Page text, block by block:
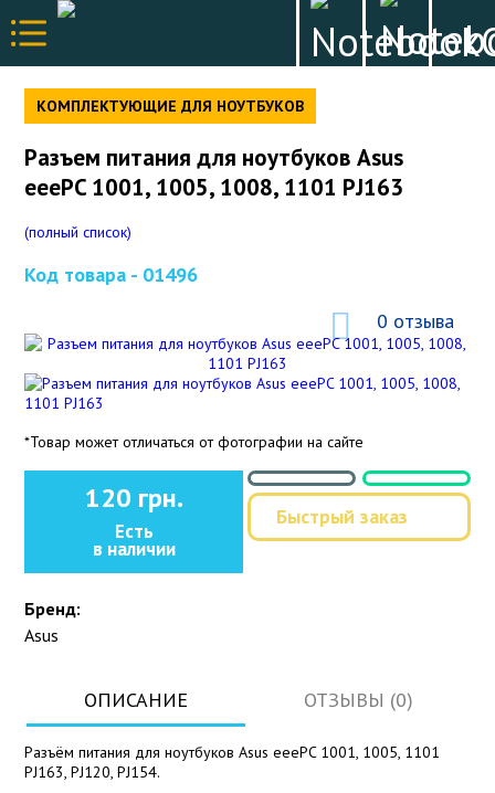
КОМПЛЕКТУЮЩИЕ ДЛЯ НОУТБУКОВ
Разъем питания для ноутбуков Asus
eeePC 1001, 1005, 1008, 1101 PJ163
(полный список)
Код товара - 01496
0 отзыва
*Товар может отличаться от фотографии на сайте
120 грн.
Есть
в наличии
Быстрый заказ
Бренд:
Asus
ОПИСАНИЕ ОТЗЫВЫ (0)
Разъём питания для ноутбуков Asus eeePC 1001, 1005, 1101
PJ163, PJ120, PJ154.